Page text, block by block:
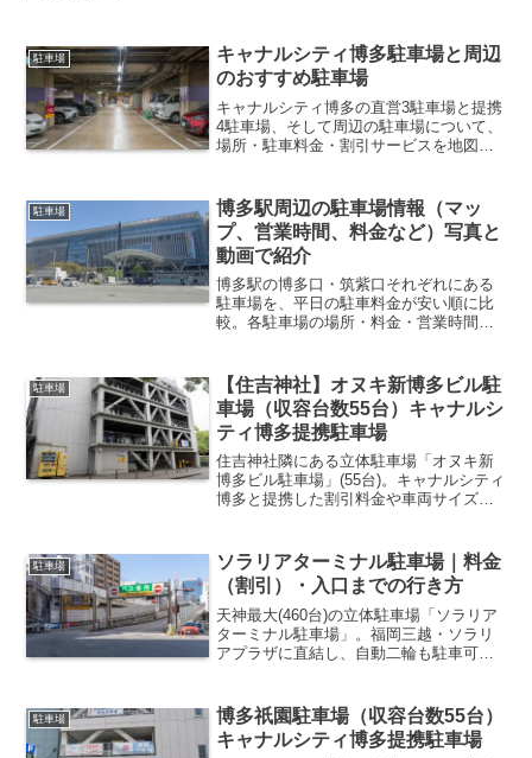
駐車場
キャナルシティ博多駐車場と周辺
のおすすめ駐車場
キャナルシティ博多の直営3駐車場と提携
4駐車場、そして周辺の駐車場について、
場所・駐車料金・割引サービスを地図と
駐車場
博多駅周辺の駐車場情報（マッ
プ、営業時間、料金など）写真と
動画で紹介
博多駅の博多口・筑紫口それぞれにある
駐車場を、平日の駐車料金が安い順に比
較。各駐車場の場所・料金・営業時間を
駐車場
【住吉神社】オヌキ新博多ビル駐
車場（収容台数55台）キャナルシ
ティ博多提携駐車場
住吉神社隣にある立体駐車場「オヌキ新
博多ビル駐車場」(55台)。キャナルシティ
博多と提携した割引料金や車両サイズ制
駐車場
ソラリアターミナル駐車場｜料金
（割引）・入口までの行き方
天神最大(460台)の立体駐車場「ソラリア
ターミナル駐車場」。福岡三越・ソラリ
アプラザに直結し、自動二輪も駐車可能
駐車場
博多祇園駐車場（収容台数55台）
キャナルシティ博多提携駐車場